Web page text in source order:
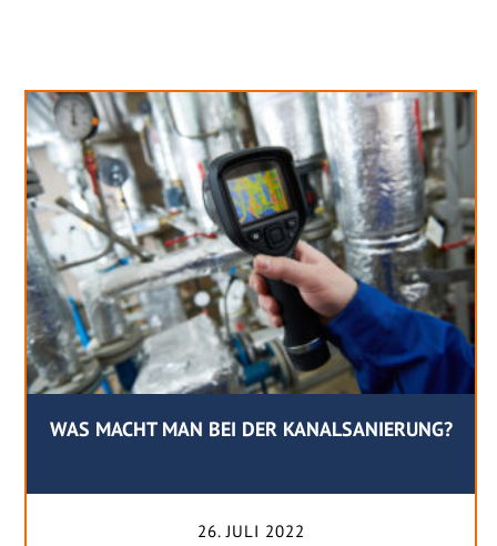
WAS MACHT MAN BEI DER KANALSANIERUNG?
26. JULI 2022